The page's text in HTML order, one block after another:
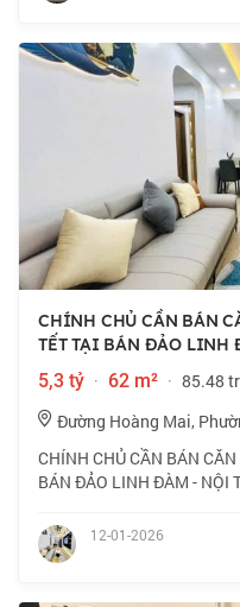
CHÍNH CHỦ CẦN BÁN
TẾT TẠI BÁN ĐẢO LINH
5,3 tỷ · 62 m² · 85.48
Đường Hoàng Mai,
CHÍNH CHỦ CẦN BÁN
BÁN ĐẢO LINH ĐÀM - NỘI
tối ưu ánh sáng - Tầng trung
12-01-2026